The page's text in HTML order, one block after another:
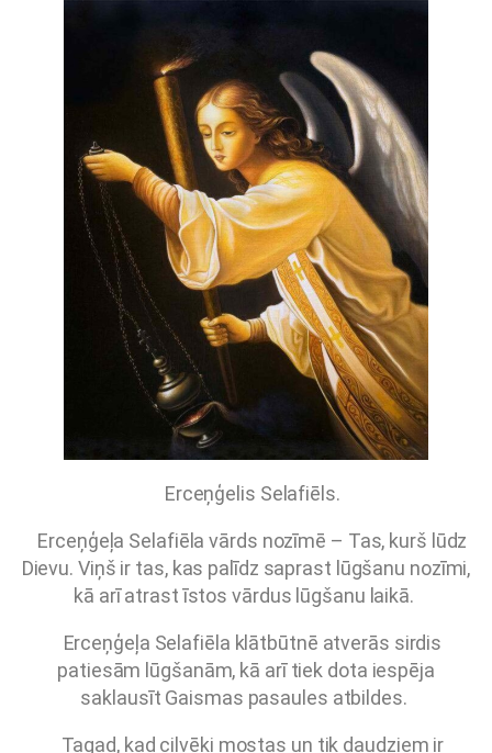
Erceņģelis Selafiēls.
Erceņģeļa Selafiēla vārds nozīmē – Tas, kurš lūdz
Dievu. Viņš ir tas, kas palīdz saprast lūgšanu nozīmi,
kā arī atrast īstos vārdus lūgšanu laikā.
Erceņģeļa Selafiēla klātbūtnē atverās sirdis
patiesām lūgšanām, kā arī tiek dota iespēja
saklausīt Gaismas pasaules atbildes.
Tagad, kad cilvēki mostas un tik daudziem ir